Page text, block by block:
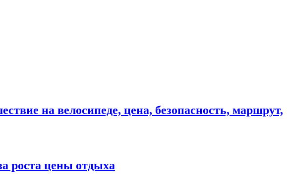
на велосипеде, цена, безопасность, маршрут,
роста цены отдыха